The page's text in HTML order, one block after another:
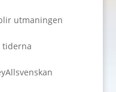
utmaningen
tiderna